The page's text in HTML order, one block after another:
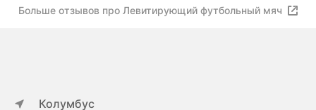
Больше отзывов про Левитирующий футбольный мяч
Колумбус